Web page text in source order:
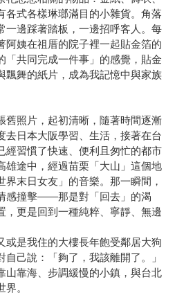
各式各樣琳瑯滿目的小雜貨。角落
一邊踩著踏板，一邊招呼客人。每
阿姨在祖厝的院子裡一起貼金箔的
「共同完成一件事」的感覺，貼金
飄舞的紙片，成為我記憶中與家族
舊照片，起初清晰，隨著時間逐漸
去日本大阪學習、生活，接著在台
經習慣了快速、便利且匆忙的都市
雄途中，經過苗栗「大山」這個地
末日女友」的音樂。那一瞬間，
感撞擊——那是對「回去」的渴
，更是回到一種純粹、寧靜、無邊
或是我住的大樓長年飽受鄰居大狗
己說：「夠了，我該離開了。」
靠海、步調緩慢的小鎮，與台北
。